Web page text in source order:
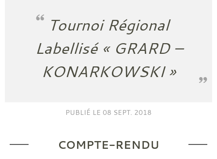
Tournoi Régional
Labellisé « GRARD –
KONARKOWSKI »
PUBLIÉ LE 08 SEPT. 2018
COMPTE-RENDU